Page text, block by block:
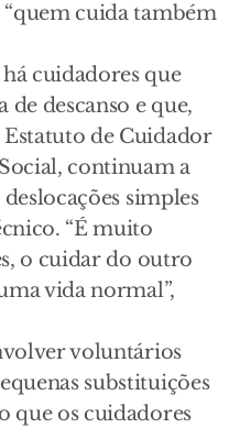
“quem cuida também
cuidadores que
de descanso e que,
Estatuto de Cuidador
continuam a
simples
“É muito
o cuidar do outro
vida normal”,
voluntários
substituições
que os cuidadores